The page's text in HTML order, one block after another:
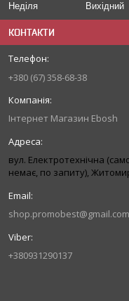
Неділя
Вихідний
КОНТАКТИ
+380 (67) 358-68-38
Інтернет Магазин Ebosh
вул. Електротехнічна
немає, по запиту),
shop.promobest@gmail.com
+380931290137